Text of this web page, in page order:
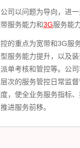
司以问题为导向，进
服务能力和3G服务能力
的重点为宽带和3G服
服务能力提升，以及
单考核和管控等。公
次的服务管控日常监
，使全业务服务指标
进服务前移。